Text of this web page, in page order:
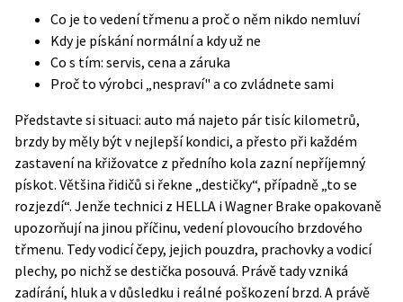
Co je to vedení třmenu a proč o něm nikdo nemluví
Kdy je pískání normální a kdy už ne
Co s tím: servis, cena a záruka
Proč to výrobci „nespraví" a co zvládnete sami
Představte si situaci: auto má najeto pár tisíc kilometrů,
brzdy by měly být v nejlepší kondici, a přesto při každém
zastavení na křižovatce z předního kola zazní nepříjemný
pískot. Většina řidičů si řekne „destičky“, případně „to se
rozjezdí“. Jenže technici z HELLA i Wagner Brake opakovaně
upozorňují na jinou příčinu, vedení plovoucího brzdového
třmenu. Tedy vodicí čepy, jejich pouzdra, prachovky a vodicí
plechy, po nichž se destička posouvá. Právě tady vzniká
zadírání, hluk a v důsledku i reálné poškození brzd. A právě